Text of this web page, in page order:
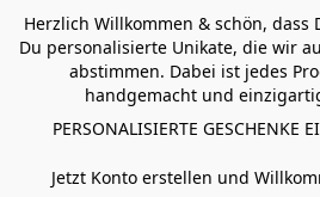
Herzlich Willkommen & schön,
Du personalisierte Unikate, die wir
abstimmen. Dabei ist jedes
handgemacht und
PERSONALISIERTE GESCHENKE
Jetzt Konto erstellen und